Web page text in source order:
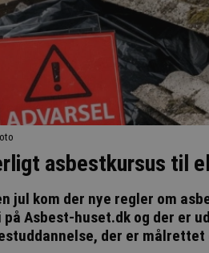
asbestkursus til
jul kom der nye regler om
på Asbest-huset.dk og der er
der er målrettet